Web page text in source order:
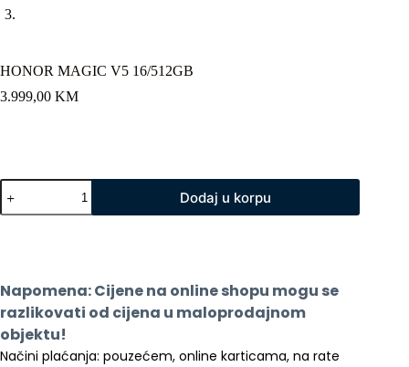
HONOR MAGIC V5 16/512GB
3.999,00 KM
HONOR
MAGIC
V5
Dodaj u korpu
Napomena: Cijene na online shopu mogu se
razlikovati od cijena u maloprodajnom
objektu!
Načini plaćanja: pouzećem, online karticama, na rate